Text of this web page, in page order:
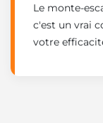
Le monte-
c'est un vrai
votre